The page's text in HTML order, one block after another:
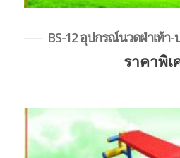
BS-12 อุปกรณ์นวดฝ่าเท้า
ราคาพิเ